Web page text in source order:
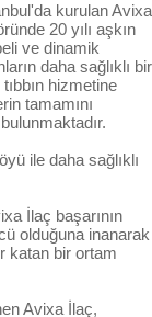
kurulan Avixa
20 yılı aşkın
ve dinamik
daha sağlıklı bir
hizmetine
tamamını
ile daha sağlıklı
İlaç başarının
olduğuna inanarak
katan bir ortam
Avixa İlaç,